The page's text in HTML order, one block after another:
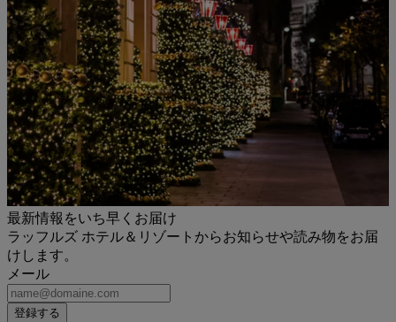
最新情報をいち早くお届け
ラッフルズ ホテル＆リゾートからお知らせや読み物をお届
けします。
メール
登録する